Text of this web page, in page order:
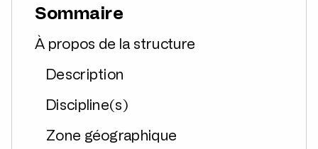
Sommaire
À propos de la structure
Description
Discipline(s)
Zone géographique